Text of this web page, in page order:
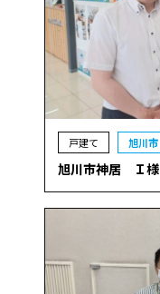
戸建て 旭川市
旭川市神居 Ｉ様